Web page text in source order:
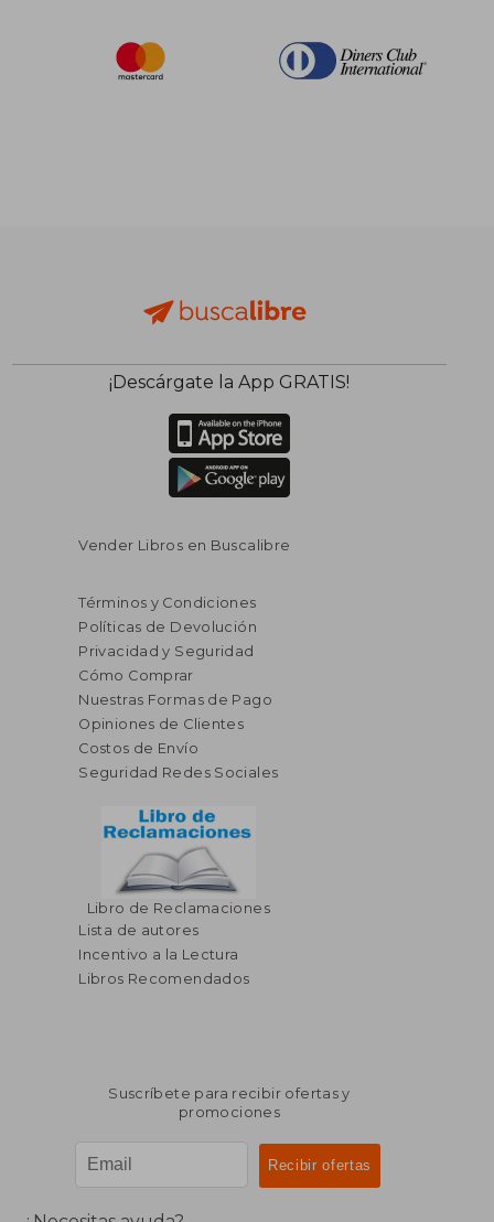
¡Descárgate la App GRATIS!
Vender Libros en Buscalibre
Términos y Condiciones
Políticas de Devolución
Privacidad y Seguridad
Cómo Comprar
Nuestras Formas de Pago
Opiniones de Clientes
Costos de Envío
Seguridad Redes Sociales
Libro de Reclamaciones
Lista de autores
Incentivo a la Lectura
Libros Recomendados
Suscríbete para recibir ofertas y
promociones